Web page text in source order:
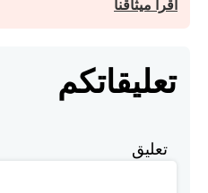
اقرأ ميثاقنا
تعليقاتكم
تعليق